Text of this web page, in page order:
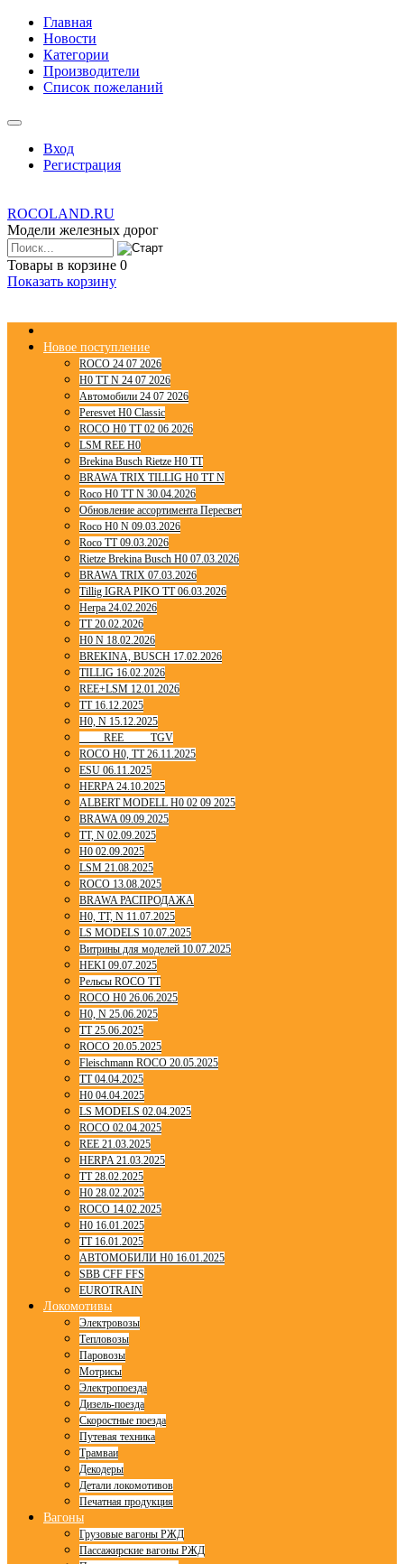
Главная
Новости
Категории
Производители
Список пожеланий
Вход
Регистрация
ROCOLAND.RU
Модели железных дорог
Товары в корзине 0
Показать корзину
Новое поступление
ROCO 24 07 2026
H0 TT N 24 07 2026
Автомобили 24 07 2026
Peresvet H0 Classic
ROCO H0 TT 02 06 2026
LSM REE H0
Brekina Busch Rietze H0 TT
BRAWA TRIX TILLIG H0 TT N
Roco H0 TT N 30.04.2026
Обновление ассортимента Пересвет
Roco H0 N 09.03.2026
Roco TT 09.03.2026
Rietze Brekina Busch H0 07.03.2026
BRAWA TRIX 07.03.2026
Tillig IGRA PIKO TT 06.03.2026
Herpa 24.02.2026
TT 20.02.2026
H0 N 18.02.2026
BREKINA, BUSCH 17.02.2026
TILLIG 16.02.2026
REE+LSM 12.01.2026
TT 16.12.2025
H0, N 15.12.2025
____ REE ____ TGV
ROCO H0, TT 26.11.2025
ESU 06.11.2025
HERPA 24.10.2025
ALBERT MODELL H0 02 09 2025
BRAWA 09.09.2025
TT, N 02.09.2025
H0 02.09.2025
LSM 21.08.2025
ROCO 13.08.2025
BRAWA РАСПРОДАЖА
H0, TT, N 11.07.2025
LS MODELS 10.07.2025
Витрины для моделей 10.07.2025
HEKI 09.07.2025
Рельсы ROCO TT
ROCO H0 26.06.2025
H0, N 25.06.2025
TT 25.06.2025
ROCO 20.05.2025
Fleischmann ROCO 20.05.2025
TT 04.04.2025
H0 04.04.2025
LS MODELS 02.04.2025
ROCO 02.04.2025
REE 21.03.2025
HERPA 21.03.2025
TT 28.02.2025
H0 28.02.2025
ROCO 14.02.2025
H0 16.01.2025
TT 16.01.2025
АВТОМОБИЛИ H0 16.01.2025
SBB CFF FFS
EUROTRAIN
Локомотивы
Электровозы
Тепловозы
Паровозы
Мотрисы
Электропоезда
Дизель-поезда
Скоростные поезда
Путевая техника
Трамваи
Декодеры
Детали локомотивов
Печатная продукция
Вагоны
Грузовые вагоны РЖД
Пассажирские вагоны РЖД